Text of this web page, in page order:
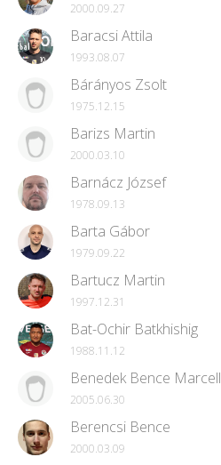
2000.09.27
Baracsi Attila
1993.08.07
Bárányos Zsolt
1975.12.15
Barizs Martin
2000.03.10
Barnácz József
1978.09.13
Barta Gábor
1979.09.22
Bartucz Martin
1997.12.31
Bat-Ochir Batkhishig
1988.11.12
Benedek Bence Marcell
2005.06.30
Berencsi Bence
2000.03.09